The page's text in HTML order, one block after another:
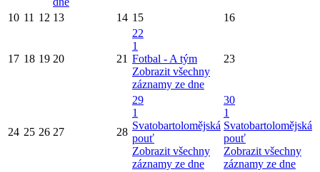
10 11 12 13 14 15 16
17 18 19 20 21
22
1
Fotbal - A tým
Zobrazit všechny
záznamy ze dne
23
24 25 26 27 28
29
1
Svatobartolomějská
pouť
Zobrazit všechny
záznamy ze dne
30
1
Svatobartolomějská
pouť
Zobrazit všechny
záznamy ze dne